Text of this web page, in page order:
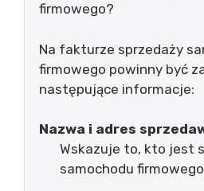
firmowego?
Na fakturze sprzedaży
firmowego powinny być
następujące informacje:
Nazwa i adres
Wskazuje to, kto jest
samochodu